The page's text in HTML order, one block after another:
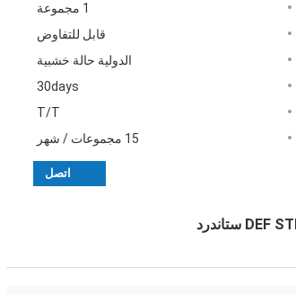
1 مجموعة
قابل للتفاوض
الدولية حالة خشبية
30days
T/T
15 مجموعات / شهر
اتصل